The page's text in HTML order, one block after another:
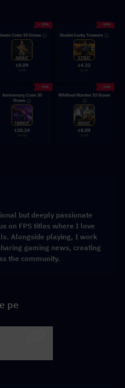
but deeply passionate
on FPS titles where I love
Alongside playing, I work
gaming news, creating
the community.
pe